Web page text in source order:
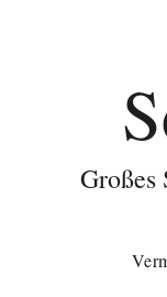
Großes